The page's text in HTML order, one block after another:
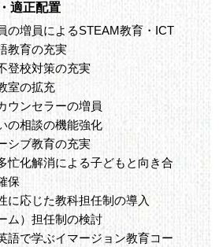
適正配置
の増員によるSTEAM教育・ICT
教育の充実
登校対策の充実
室の拡充
ウンセラーの増員
の相談の機能強化
シブ教育の充実
忙化解消による子どもと向き合
保
に応じた教科担任制の導入
ム）担任制の検討
語で学ぶイマージョン教育コー